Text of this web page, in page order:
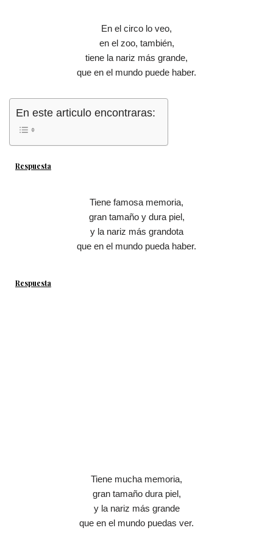
En el circo lo veo,
en el zoo, también,
tiene la nariz más grande,
que en el mundo puede haber.
En este articulo encontraras:
Respuesta
Tiene famosa memoria,
gran tamaño y dura piel,
y la nariz más grandota
que en el mundo pueda haber.
Respuesta
Tiene mucha memoria,
gran tamaño dura piel,
y la nariz más grande
que en el mundo puedas ver.